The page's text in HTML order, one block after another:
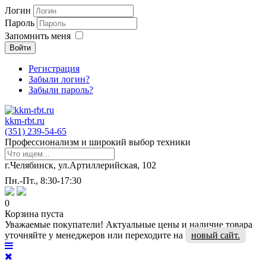
Логин
Пароль
Запомнить меня
Войти
Регистрация
Забыли логин?
Забыли пароль?
kkm-rbt.ru
(351) 239-54-65
Профессионализм и широкий выбор техники
г.Челябинск, ул.Артиллерийская, 102
Пн.-Пт., 8:30-17:30
0
Корзина пуста
Уважаемые покупатели! Актуальные цены и наличие товара
уточняйте у менеджеров или переходите на
новый сайт.